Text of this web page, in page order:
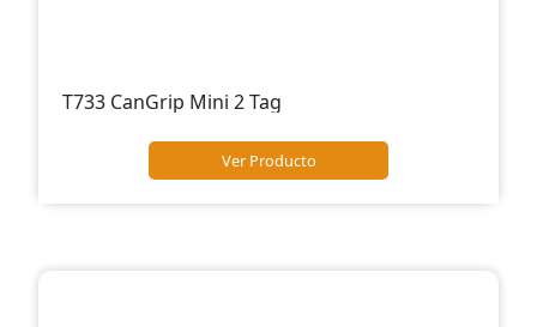
T733 CanGrip Mini 2 Tag
Ver Producto